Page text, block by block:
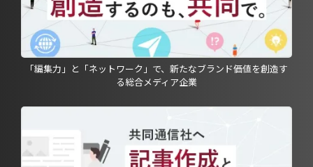
「編集力」と「ネットワーク」で、新たなブランド価値を創造す
る総合メディア企業